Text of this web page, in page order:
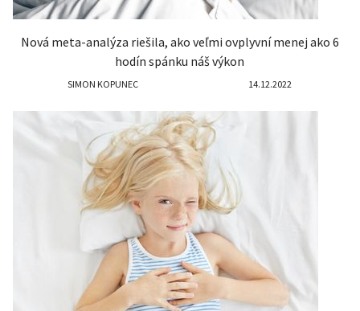
Nová meta-analýza riešila, ako veľmi ovplyvní menej ako 6
hodín spánku náš výkon
SIMON KOPUNEC 14.12.2022